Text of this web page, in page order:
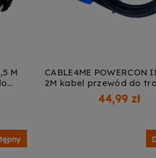
M
CABLE4ME POWERCON
2M kabel przewód do
zasilania oświetlenia
nagłośnienia 3x2,5 mm²
44,99 zł
DODAJ DO KOSZYKA